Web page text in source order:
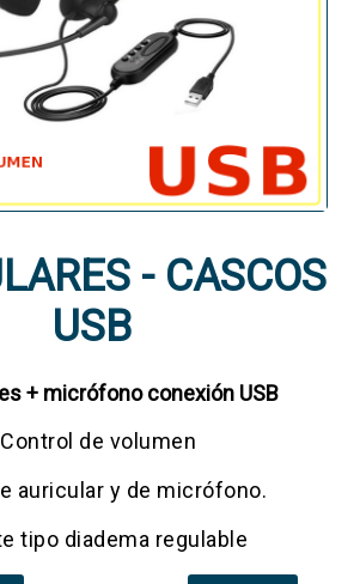
- CASCOS
USB
+ micrófono conexión USB
de volumen
auricular y de micrófono.
tipo diadema regulable